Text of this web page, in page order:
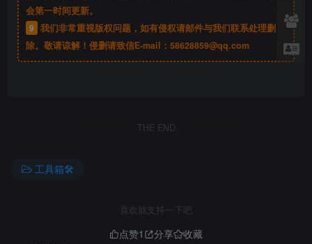
会第一时间更新。
9 我们非常重视版权问题，如有侵权请邮件与我们联系处理删
除。敬请谅解！侵删请致信E-mail： 58628859@qq.com
THE END
工具箱🛠️
喜欢就支持一下吧
点赞1 分享 收藏